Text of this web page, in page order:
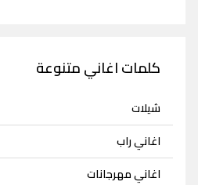
كلمات اغاني متنوعة
شيلات
اغاني راب
اغاني مهرجانات